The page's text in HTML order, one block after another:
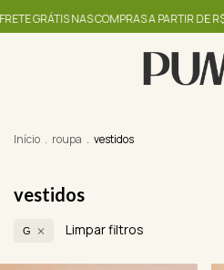
A PARTIR DE R$399 até 60% +
Início . roupa . vestidos
vestidos
G Limpar filtros